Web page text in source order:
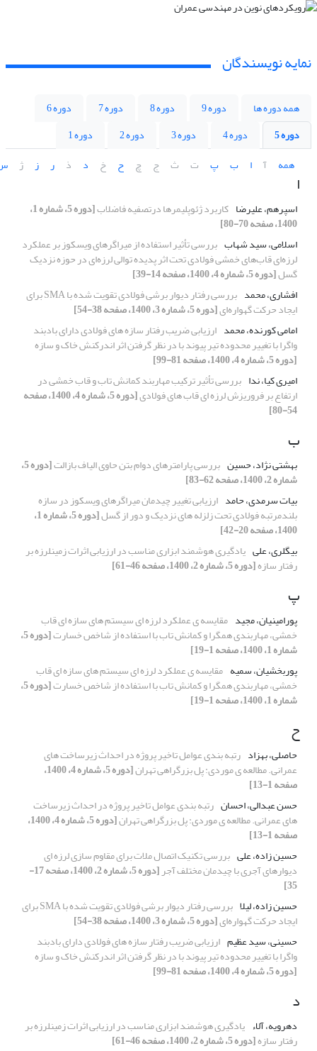
نمایه نویسندگان
همه دوره ها دوره 9 دوره 8 دوره 7
دوره 6
دوره 5
دوره 4 دوره 3 دوره 2
دوره 1
همه
آ ا ب پ ت ث ج چ ح خ د ذ ر ز ژ
ا
اسپرهم، علیرضا کاربرد ژئوپلیمرها درتصفیه فاضلاب [دوره 5، شماره 1،
1400، صفحه 70-80]
اسلامی، سید شهاب بررسی تأثیر استفاده از میراگرهای ویسکوز بر عملکرد
لرزه‌ای قاب‌های خمشی فولادی تحت اثر پدیده توالی لرزه‌ای در حوزه نزدیک
گسل[دوره 5، شماره 4، 1400، صفحه 14-39]
افشاری، محمد
بررسی رفتار دیوار برشی فولادی تقویت شده با SMA برای
ایجاد حرکت گهواره‌ای[دوره 5، شماره 3، 1400، صفحه 38-54]
امامی کورنده، محمد ارزیابی ضریب رفتار سازه های فولادی دارای بادبند
واگرا با تغییر محدوده تیر پیوند با در نظر گرفتن اثر اندرکنش خاک و سازه
[دوره 5، شماره 4، 1400، صفحه 81-99]
امیری کیا، ندا بررسی تأثیر ترکیب مهاربند کمانش تاب و قاب خمشی در
ارتفاع بر فروریزش لرزه ای قاب های فولادی [دوره 5، شماره 4، 1400، صفحه
54-80]
ب
بهشتی نژاد، حسین بررسی پارامترهای دوام بتن‌ حاوی الیاف بازالت [دوره 5،
شماره 2، 1400، صفحه 62-83]
بیات سرمدی، حامد ارزیابی تغییر چیدمان میراگرهای ویسکوز در سازه‌
بلندمرتبه فولادی تحت زلزله های نزدیک و دور از گسل [دوره 5، شماره 1،
1400، صفحه 20-42]
بیگلری، علی یادگیری هوشمند ابزاری مناسب در ارزیابی اثرات زمینلرزه بر
رفتار سازه[دوره 5، شماره 2، 1400، صفحه 46-61]
پ
پورامینیان، مجید مقایسه ی عملکرد لرزه ای سیستم های سازه ای قاب
خمشی، مهاربندی همگرا و کمانش تاب با استفاده از شاخص خسارت [دوره 5،
شماره 1، 1400، صفحه 1-19]
پوربخشیان، سمیه مقایسه ی عملکرد لرزه ای سیستم های سازه ای قاب
خمشی، مهاربندی همگرا و کمانش تاب با استفاده از شاخص خسارت [دوره 5،
شماره 1، 1400، صفحه 1-19]
ح
حاصلی، بهزاد رتبه بندی عوامل تاخیر پروژه در احداث زیرساخت های
عمرانی. مطالعه ی موردی: پل بزرگراهی تهران [دوره 5، شماره 4، 1400،
صفحه 1-13]
حسن عبدالی، احسان رتبه بندی عوامل تاخیر پروژه در احداث زیرساخت
های عمرانی. مطالعه ی موردی: پل بزرگراهی تهران [دوره 5، شماره 4، 1400،
صفحه 1-13]
حسین زاده، علی بررسی تکنیک اتصال ملات برای مقاوم سازی لرزه ای
دیوارهای آجری با چیدمان مختلف آجر [دوره 5، شماره 2، 1400، صفحه 17-
35]
حسین زاده، لیلا
بررسی رفتار دیوار برشی فولادی تقویت شده با SMA برای
ایجاد حرکت گهواره‌ای[دوره 5، شماره 3، 1400، صفحه 38-54]
حسینی، سید عظیم ارزیابی ضریب رفتار سازه های فولادی دارای بادبند
واگرا با تغییر محدوده تیر پیوند با در نظر گرفتن اثر اندرکنش خاک و سازه
[دوره 5، شماره 4، 1400، صفحه 81-99]
د
دهرویه، آلاء یادگیری هوشمند ابزاری مناسب در ارزیابی اثرات زمینلرزه بر
رفتار سازه[دوره 5، شماره 2، 1400، صفحه 46-61]